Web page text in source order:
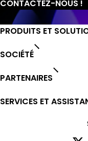
PRODUITS ET
SOCIÉTÉ
PARTENAIRES
SERVICES ET